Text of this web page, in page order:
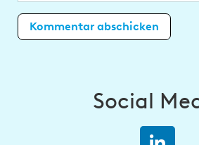
Social